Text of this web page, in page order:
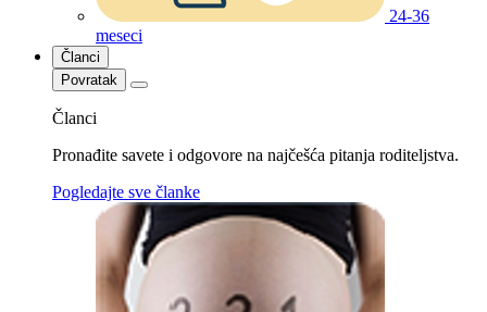
24-36
meseci
Članci
Povratak
Članci
Pronađite savete i odgovore na najčešća pitanja roditeljstva.
Pogledajte sve članke